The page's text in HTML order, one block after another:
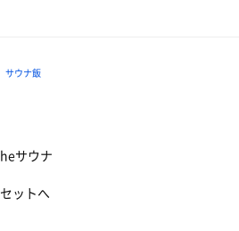
気持ちいい
サウナ飯
サウナ
ットへ